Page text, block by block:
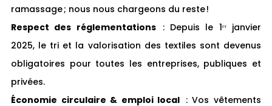
ramassage ; nous nous chargeons du reste !
Respect des réglementations: Depuis le 1ᵉʳ janvier
2025, le tri et la valorisation des textiles sont devenus
obligatoires pour toutes les entreprises, publiques et
privées.
Économie circulaire & emploi local : Vos vêtements